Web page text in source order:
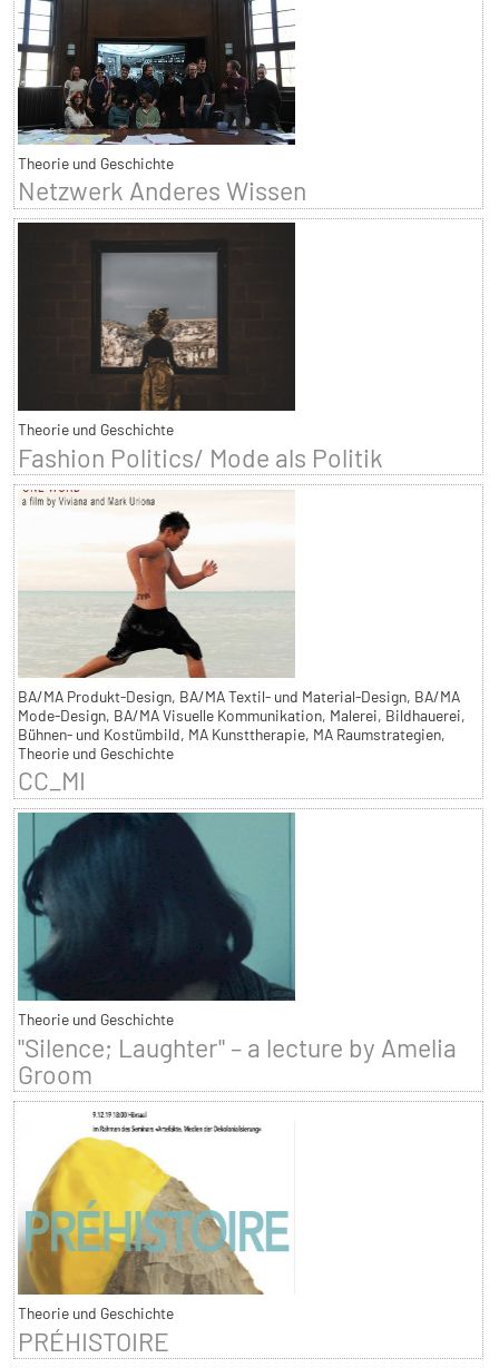
Theorie und Geschichte
Netzwerk Anderes Wissen
Theorie und Geschichte
Fashion Politics/ Mode als Politik
BA/MA Produkt-Design, BA/MA Textil- und Material-Design, BA/MA
Mode-Design, BA/MA Visuelle Kommunikation, Malerei, Bildhauerei,
Bühnen- und Kostümbild, MA Kunsttherapie, MA Raumstrategien,
Theorie und Geschichte
CC_MI
Theorie und Geschichte
"Silence; Laughter" – a lecture by Amelia
Groom
Theorie und Geschichte
PRÉHISTOIRE